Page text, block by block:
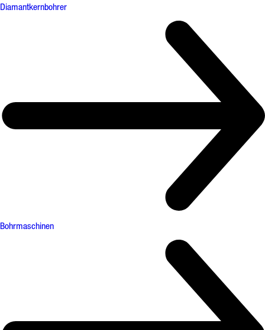
Diamantkernbohrer
Bohrmaschinen